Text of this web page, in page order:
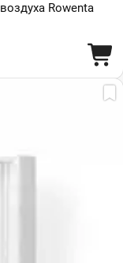
Rowenta